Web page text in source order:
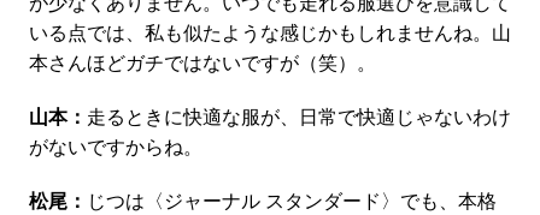
いる点では、私も似たような感じかもしれませんね。山
本さんほどガチではないですが（笑）。
山本： 走るときに快適な服が、日常で快適じゃないわけ
がないですからね。
松尾： じつは〈ジャーナル スタンダード〉でも、本格